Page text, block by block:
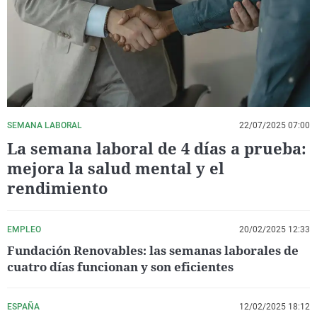
La rosa de los vientos
Gente viajera
Como el perro y el
Caso
Retornados
Equipo de
Operación Viuda
Extremadura
Galicia
La Rioja
Navarra
País Vasco
Virales
Televisión
Elecciones
SEMANA LABORAL 22/07/2025 07:00
La semana laboral de 4 días a prueba:
mejora la salud mental y el
rendimiento
EMPLEO 20/02/2025 12:33
Fundación Renovables: las semanas laborales de
cuatro días funcionan y son eficientes
ESPAÑA 12/02/2025 18:12